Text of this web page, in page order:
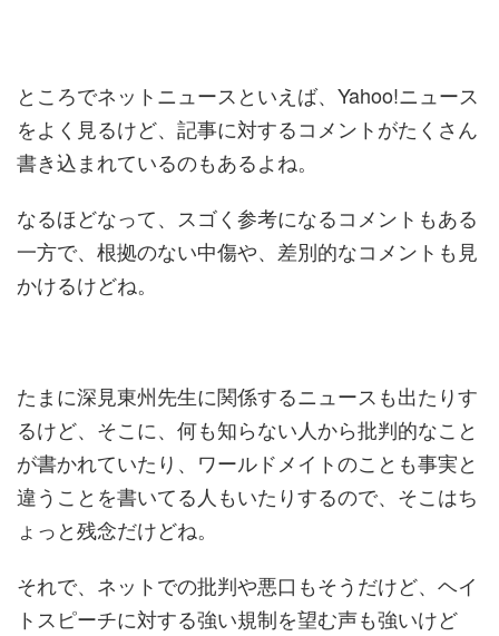
ところでネットニュースといえば、Yahoo!ニュース
をよく見るけど、記事に対するコメントがたくさん
書き込まれているのもあるよね。
なるほどなって、スゴく参考になるコメントもある
一方で、根拠のない中傷や、差別的なコメントも見
かけるけどね。
たまに深見東州先生に関係するニュースも出たりす
るけど、そこに、何も知らない人から批判的なこと
が書かれていたり、ワールドメイトのことも事実と
違うことを書いてる人もいたりするので、そこはち
ょっと残念だけどね。
それで、ネットでの批判や悪口もそうだけど、ヘイ
トスピーチに対する強い規制を望む声も強いけど